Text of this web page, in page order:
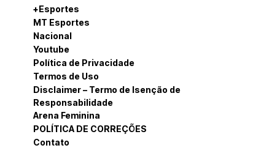
+Esportes
MT Esportes
Nacional
Youtube
Política de Privacidade
Termos de Uso
Disclaimer – Termo de Isenção de
Responsabilidade
Arena Feminina
POLÍTICA DE CORREÇÕES
Contato